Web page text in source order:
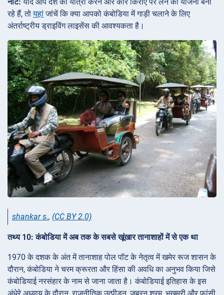
रहे हैं, तोयहांजांचें कि क्या आपको कंबोडिया में गाड़ी चलाने के लिए
अंतर्राष्ट्रीय ड्राइविंग लाइसेंस की आवश्यकता है।
shankar s., (CC BY 2.0)
तथ्य 10: कंबोडिया में अब तक के सबसे खूंखार तानाशाहों में से एक था
1970 के दशक के अंत में तानाशाह पोल पॉट के नेतृत्व में खमेर रूज शासन के
दौरान, कंबोडिया ने चरम क्रूरता और हिंसा की अवधि का अनुभव किया जिसे
कंबोडियाई नरसंहार के नाम से जाना जाता है। कंबोडियाई इतिहास के इस